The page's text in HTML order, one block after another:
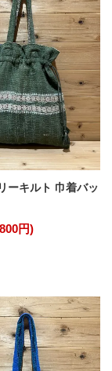
ーキルト 巾着バッ
円)